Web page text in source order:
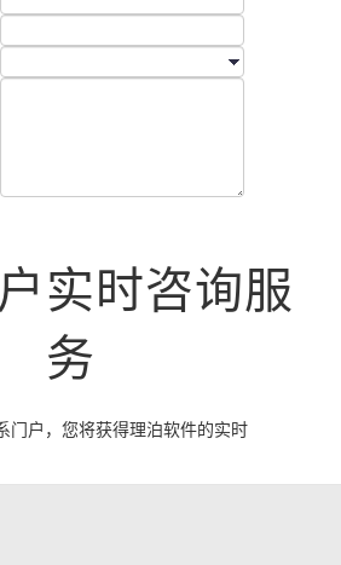
实时咨询服
务
门户，您将获得理泊软件的实时